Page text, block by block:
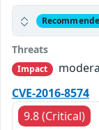
Threats
Impact
CVE-2016-8574
9.8 (Critical)